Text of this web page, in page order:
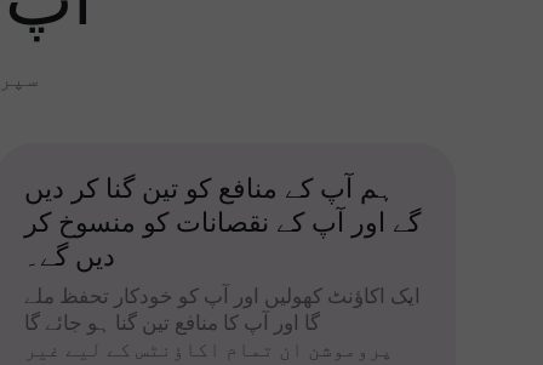
ہم آپ کے منافع کو تین گنا کر دیں
گے اور آپ کے نقصانات کو منسوخ کر
دیں گے۔
ایک اکاؤنٹ کھولیں اور آپ کو خودکار تحفظ ملے
گا اور آپ کا منافع تین گنا ہو جائے گا
پروموشن ان تمام اکاؤنٹس کے لیے غیر